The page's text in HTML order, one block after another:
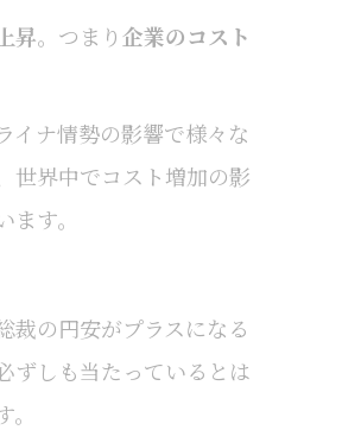
昇。つまり企業のコスト
イナ情勢の影響で様々な
世界中でコスト増加の影
す。
裁の円安がプラスになる
ずしも当たっているとは